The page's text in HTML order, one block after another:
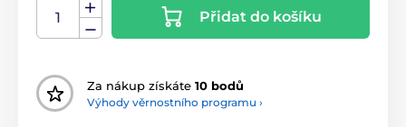
Přidat do košíku
Za nákup získáte 10 bodů
Výhody věrnostního programu ›